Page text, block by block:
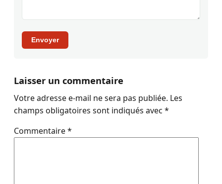
Envoyer
Laisser un commentaire
Votre adresse e-mail ne sera pas publiée. Les
champs obligatoires sont indiqués avec *
Commentaire*